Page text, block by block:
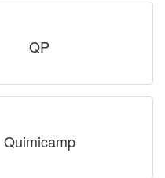
QP
Quimicamp